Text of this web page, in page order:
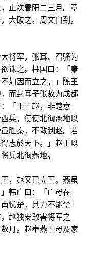
止次曹阳二三月。章
大破之。周文自刭，
将军，张耳、召骚为
诛之。柱国曰：「秦
如因而立之。」陈王
而封耳子张敖为成都
「王王赵，非楚意
兵，使使北徇燕地以
胜秦，不敢制赵。若
志於天下。」赵王以
兵北徇燕地。
，赵又已立王。燕虽
韩广曰：「广母在
忧楚，其力不能禁
赵独安敢害将军之
月，赵奉燕王母及家